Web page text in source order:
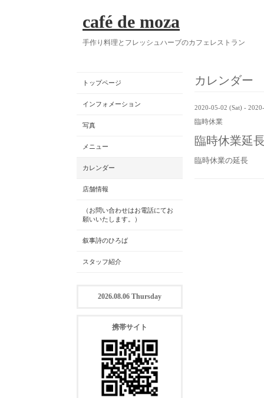
café de moza
手作り料理とフレッシュハーブのカフェレストラン
カレンダー
2020-05-02 (Sat) -
臨時休業
臨時休業延
臨時休業の延長
トップページ
インフォメーション
写真
メニュー
カレンダー
店舗情報
（お問い合わせはお電話にてお
願いいたします。）
叙事詩のひろば
スタッフ紹介
2026.08.06 Thursday
携帯サイト